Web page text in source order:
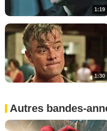
1:19
1:30
Autres bandes-